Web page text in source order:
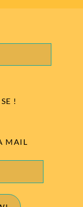
!
MAIL